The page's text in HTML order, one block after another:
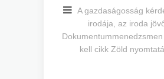
A gazdaságosság
irodája, az iroda
Dokumentummenedzsmen
kell cikk Zöld